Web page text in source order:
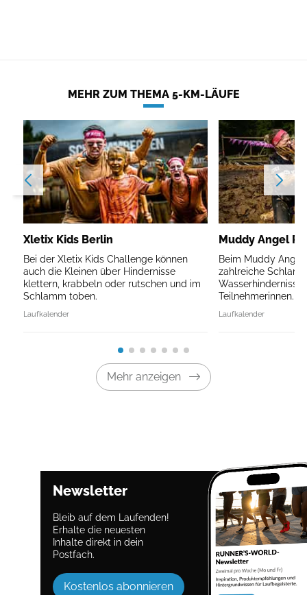
MEHR ZUM THEMA 5-KM-LÄUFE
Xletix Kids Berlin
Bei der Xletix Kids Challenge können
auch die Kleinen über Hindernisse
klettern, krabbeln oder rutschen und im
Schlamm toben.
Laufkalender
Muddy Angel
Beim Muddy
zahlreiche
Wasserhindernisse
Teilnehmerinnen.
Laufkalender
Mehr anzeigen
Newsletter
Bleib auf dem Laufenden!
Erhalte die neuesten
Inhalte direkt in dein
Postfach.
Kostenlos abonnieren